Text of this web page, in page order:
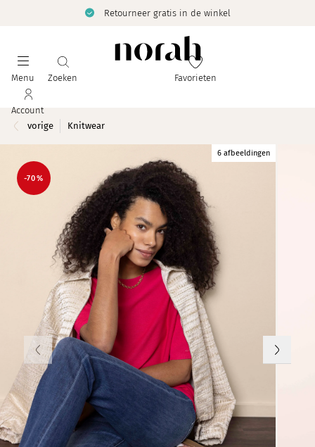
Retourneer gratis in de winkel
Menu Zoeken Favorieten
Account
vorige
Knitwear
6 afbeeldingen
-70%